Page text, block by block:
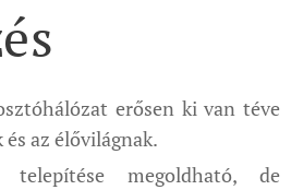
erősen ki van téve
az élővilágnak.
telepítése megoldható, de